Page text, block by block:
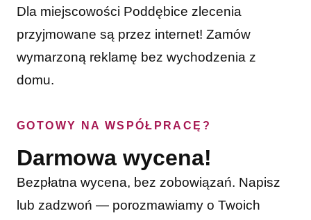
Dla miejscowości Poddębice zlecenia
przyjmowane są przez internet! Zamów
wymarzoną reklamę bez wychodzenia z
domu.
GOTOWY NA WSPÓŁPRACĘ?
Darmowa wycena!
Bezpłatna wycena, bez zobowiązań. Napisz
lub zadzwoń — porozmawiamy o Twoich